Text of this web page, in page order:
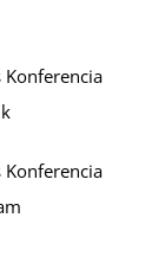
Konferencia
Konferencia